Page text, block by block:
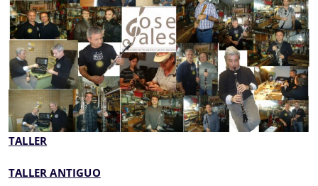
TALLER
TALLER ANTIGUO